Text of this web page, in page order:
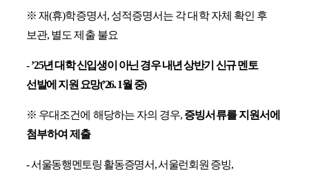
※재(휴)학증명서, 성적증명서는 각 대학 자체 확인 후
보관, 별도 제출 불요
-’25년 대학 신입생이 아닌 경우 내년 상반기 신규 멘토
선발에 지원 요망(’26. 1월 중)
※ 우대조건에 해당하는 자의 경우, 증빙서류를 지원서에
첨부하여 제출
-서울동행멘토링 활동증명서,서울런회원 증빙,